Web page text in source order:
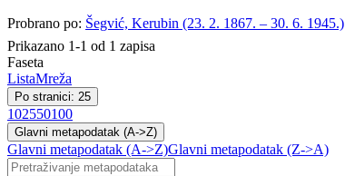
Probrano po: Šegvić, Kerubin (23. 2. 1867. – 30. 6. 1945.)
Prikazano 1-1 od 1 zapisa
Faseta
ListaMreža
Po stranici: 25
102550100
Glavni metapodatak (A->Z)
Glavni metapodatak (A->Z)Glavni metapodatak (Z->A)